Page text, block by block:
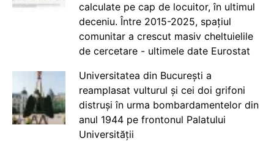
calculate pe cap de locuitor, în ultimul
deceniu. Între 2015-2025, spațiul
comunitar a crescut masiv cheltuielile
de cercetare - ultimele date Eurostat
Universitatea din București a
reamplasat vulturul și cei doi grifoni
distruși în urma bombardamentelor din
anul 1944 pe frontonul Palatului
Universității